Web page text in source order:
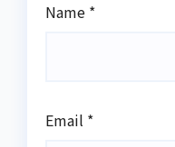
Name *
Email *